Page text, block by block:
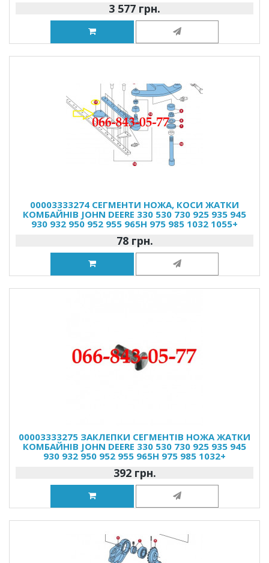
3 577 грн.
00003333274 СЕГМЕНТИ НОЖА, КОСИ ЖАТКИ
КОМБАЙНІВ JOHN DEERE 330 530 730 925 935 945
930 932 950 952 955 965H 975 985 1032 1055+
78 грн.
00003333275 ЗАКЛЕПКИ СЕГМЕНТІВ НОЖА ЖАТКИ
КОМБАЙНІВ JOHN DEERE 330 530 730 925 935 945
930 932 950 952 955 965H 975 985 1032+
392 грн.